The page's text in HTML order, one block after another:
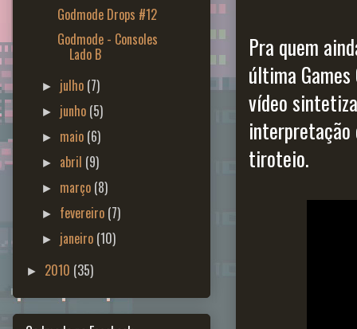
Pra quem
última
vídeo
interpretação
tiroteio.
Godmode Drops #12
Godmode - Consoles
Lado B
► julho (7)
► junho (5)
► maio (6)
► abril (9)
► março (8)
► fevereiro (7)
► janeiro (10)
► 2010 (35)